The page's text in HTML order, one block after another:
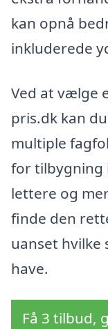
kan opnå
inkluderede
Ved at vælge
pris.dk kan
multiple
for tilbygning
lettere og
finde den
uanset hvilke
have.
Få 3 tilbud,